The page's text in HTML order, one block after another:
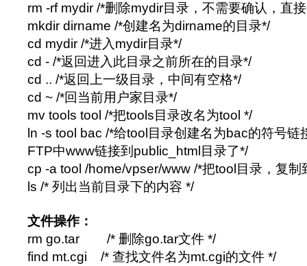
rm -rf mydir /*删除mydir目录，不需要确认，直
mkdir dirname /*创建名为dirname的目录*/
cd mydir /*进入mydir目录*/
cd - /*返回进入此目录之前所在的目录*/
cd .. /*返回上一级目录，中间有空格*/
cd ~ /*回当前用户家目录*/
mv tools tool /*把tools目录改名为tool */
ln -s tool bac /*给tool目录创建名为bac的符号链
FTP中www链接到public_html目录了*/
cp -a tool /home/vpser/www /*把tool目录，复制
ls /* 列出当前目录下的内容 */
文件操作：
rm go.tar /* 删除go.tar文件 */
find mt.cgi /* 查找文件名为mt.cgi的文件 */